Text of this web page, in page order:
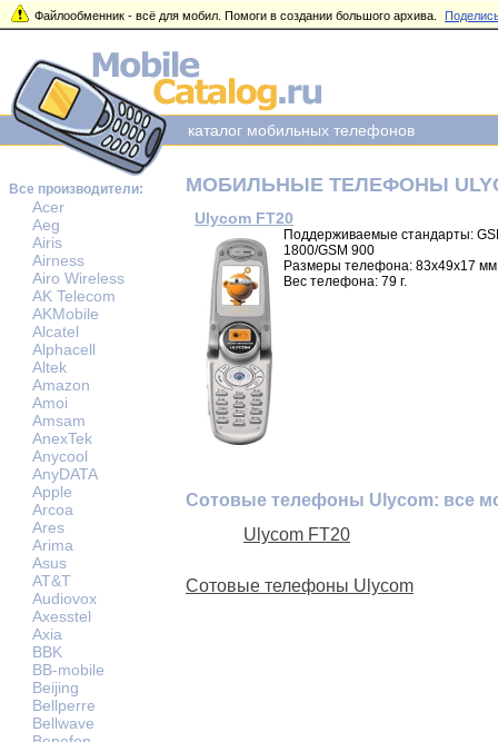
Файлообменник - всё для мобил. Помоги в создании большого архива.
Все производители:
Acer
Aeg
Airis
Airness
Airo Wireless
AK Telecom
AKMobile
Alcatel
Alphacell
Altek
Amazon
Amoi
Amsam
AnexTek
Anycool
AnyDATA
Apple
Arcoa
Ares
Arima
Asus
AT&T
Audiovox
Axesstel
Axia
BBK
BB-mobile
Beijing
Bellperre
Bellwave
каталог мобильных телефонов
МОБИЛЬНЫЕ ТЕЛЕФОНЫ
Ulycom FT20
Поддерживаемые стандарты:
1800/GSM 900
Размеры телефона: 83x49x17 мм
Вес телефона: 79 г.
Сотовые телефоны Ulycom: все
Ulycom FT20
Сотовые телефоны Ulycom